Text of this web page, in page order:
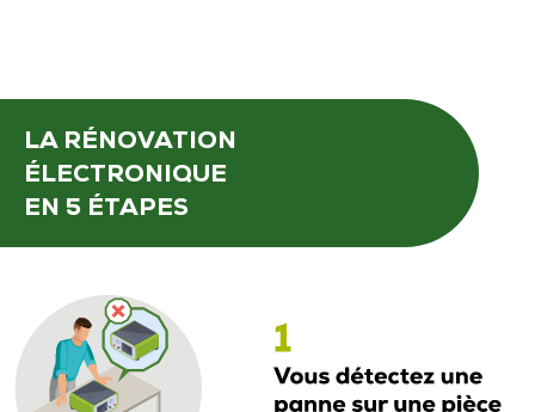
LA RÉNOVATION
ÉLECTRONIQUE
EN 5 ÉTAPES